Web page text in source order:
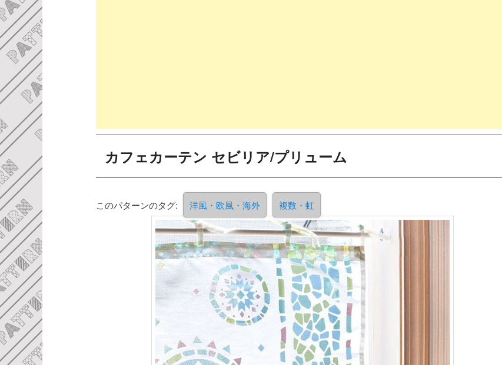
カフェカーテン セビリア/プリューム
このパターンのタグ: 洋風・欧風・海外 複数・虹